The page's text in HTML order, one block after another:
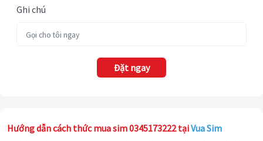
Ghi chú
Đặt ngay
Hướng dẫn cách thức mua sim 0345173222 tạiVua Sim